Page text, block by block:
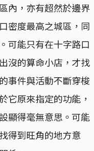
內，亦有超然於邊界
密度最高之城區，同
可能只有在十字路口
沒的算命小店，才找
事件與活動不斷穿梭
它原來指定的功能，
顯得毫無意思。可能
得到旺角的地方意